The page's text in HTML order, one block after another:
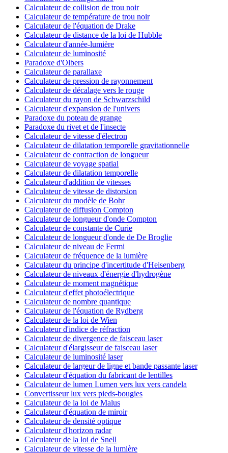
Calculateur de collision de trou noir
Calculateur de température de trou noir
Calculateur de l'équation de Drake
Calculateur de distance de la loi de Hubble
Calculateur d'année-lumière
Calculateur de luminosité
Paradoxe d'Olbers
Calculateur de parallaxe
Calculateur de pression de rayonnement
Calculateur de décalage vers le rouge
Calculateur du rayon de Schwarzschild
Calculateur d'expansion de l'univers
Paradoxe du poteau de grange
Paradoxe du rivet et de l'insecte
Calculateur de vitesse d'électron
Calculateur de dilatation temporelle gravitationnelle
Calculateur de contraction de longueur
Calculateur de voyage spatial
Calculateur de dilatation temporelle
Calculateur d'addition de vitesses
Calculateur de vitesse de distorsion
Calculateur du modèle de Bohr
Calculateur de diffusion Compton
Calculateur de longueur d'onde Compton
Calculateur de constante de Curie
Calculateur de longueur d'onde de De Broglie
Calculateur de niveau de Fermi
Calculateur de fréquence de la lumière
Calculateur du principe d'incertitude d'Heisenberg
Calculateur de niveaux d'énergie d'hydrogène
Calculateur de moment magnétique
Calculateur d'effet photoélectrique
Calculateur de nombre quantique
Calculateur de l'équation de Rydberg
Calculateur de la loi de Wien
Calculateur d'indice de réfraction
Calculateur de divergence de faisceau laser
Calculateur d'élargisseur de faisceau laser
Calculateur de luminosité laser
Calculateur de largeur de ligne et bande passante laser
Calculateur d'équation du fabricant de lentilles
Calculateur de lumen Lumen vers lux vers candela
Convertisseur lux vers pieds-bougies
Calculateur de la loi de Malus
Calculateur d'équation de miroir
Calculateur de densité optique
Calculateur d'horizon radar
Calculateur de la loi de Snell
Calculateur de vitesse de la lumière